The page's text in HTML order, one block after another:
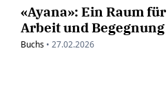
«Ayana»: Ein Raum
Arbeit und Begegnung
Buchs • 27.02.2026